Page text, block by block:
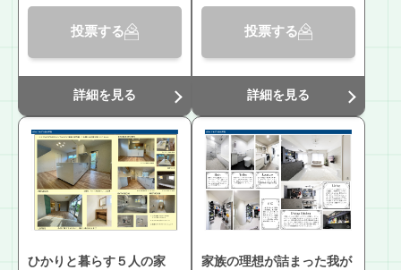
投票する
詳細を見る
投票する
詳細を見る
ひかりと暮らす５人の家
家族の理想が詰まった我が